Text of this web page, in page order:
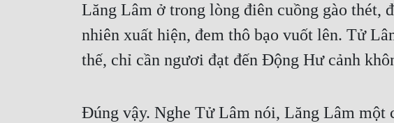
Lăng Lâm ở trong lòng điên cuồng gào thét,
nhiên xuất hiện, đem thô bạo vuốt lên. Tử
thế, chỉ cần ngươi đạt đến Động Hư cảnh
Đúng vậy. Nghe Tử Lâm nói, Lăng Lâm một